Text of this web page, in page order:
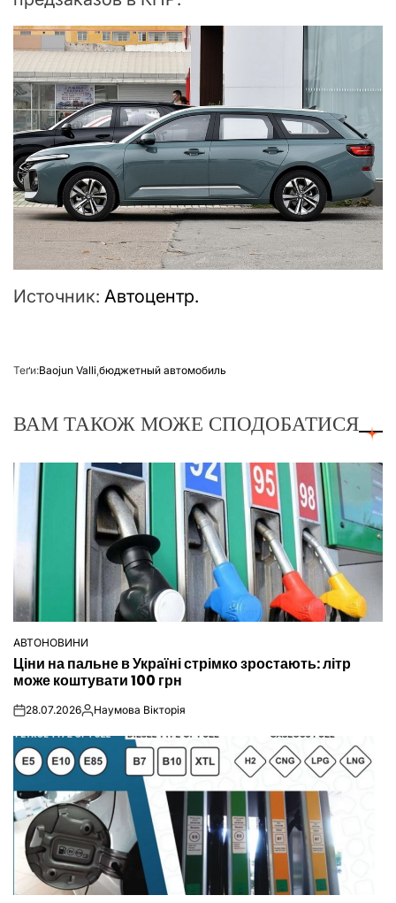
Источник: Автоцентр.
Теґи:Baojun Valli,бюджетный автомобиль
ВАМ ТАКОЖ МОЖЕ СПОДОБАТИСЯ
ОПУБЛІКУВАТИ
У
АВТОНОВИНИ
Ціни на пальне в Україні стрімко зростають: літр
може коштувати 100 грн
on28.07.2026Опубліковано
Наумова Вікторія